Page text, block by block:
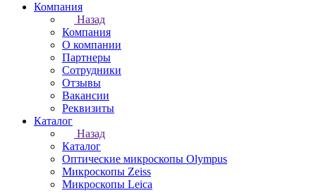
Компания
Назад
Компания
О компании
Партнеры
Сотрудники
Отзывы
Вакансии
Реквизиты
Каталог
Назад
Каталог
Оптические микроскопы Olympus
Микроскопы Zeiss
Микроскопы Leica